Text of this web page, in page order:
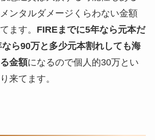
ンタルダメージくらわない金額
ます。 FIREまでに5年なら元本だ
ら90万と多少元本割れしても海
金額になるので個人的30万とい
来てます。